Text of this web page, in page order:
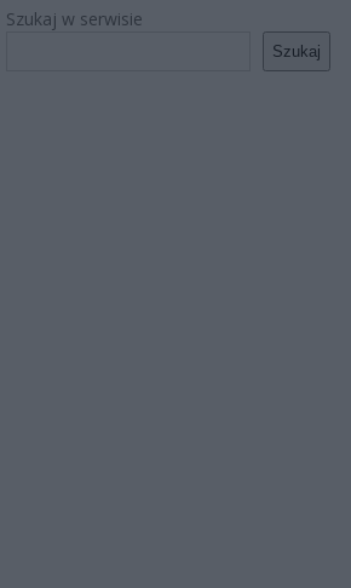
Szukaj w serwisie
Szukaj